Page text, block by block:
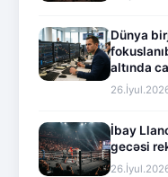
Dünya
altında
İbay
gecəsi